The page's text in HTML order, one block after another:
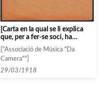
[Carta en la qual se li explica
que, per a fer-se soci, ha
d’abonar la quantitat total dels
concerts passats de la
temporada actual]
["Associació de Música "Da
Camera""]
29/03/1918